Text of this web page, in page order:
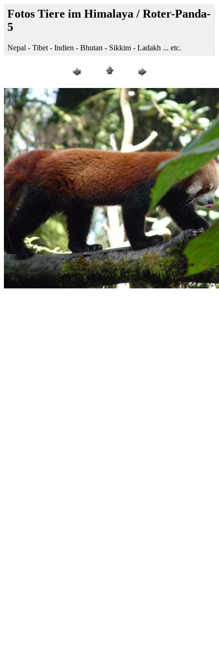
Fotos Tiere im Himalaya / Roter-Panda-
5
Nepal - Tibet - Indien - Bhutan - Sikkim - Ladakh ... etc.